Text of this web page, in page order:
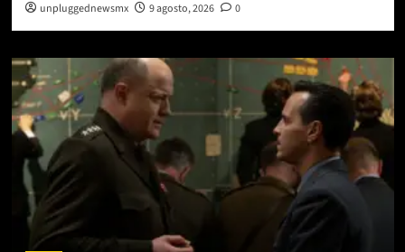
unpluggednewsmx 9 agosto, 2026 0